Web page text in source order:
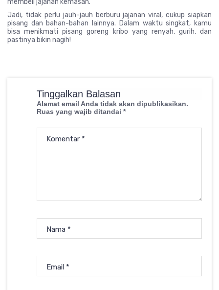
membeli jajanan kemasan.
Jadi, tidak perlu jauh-jauh berburu jajanan viral, cukup siapkan
pisang dan bahan-bahan lainnya. Dalam waktu singkat, kamu
bisa menikmati pisang goreng kribo yang renyah, gurih, dan
pastinya bikin nagih!
Tinggalkan Balasan
Alamat email Anda tidak akan dipublikasikan.
Ruas yang wajib ditandai *
Komentar *
Nama *
Email *